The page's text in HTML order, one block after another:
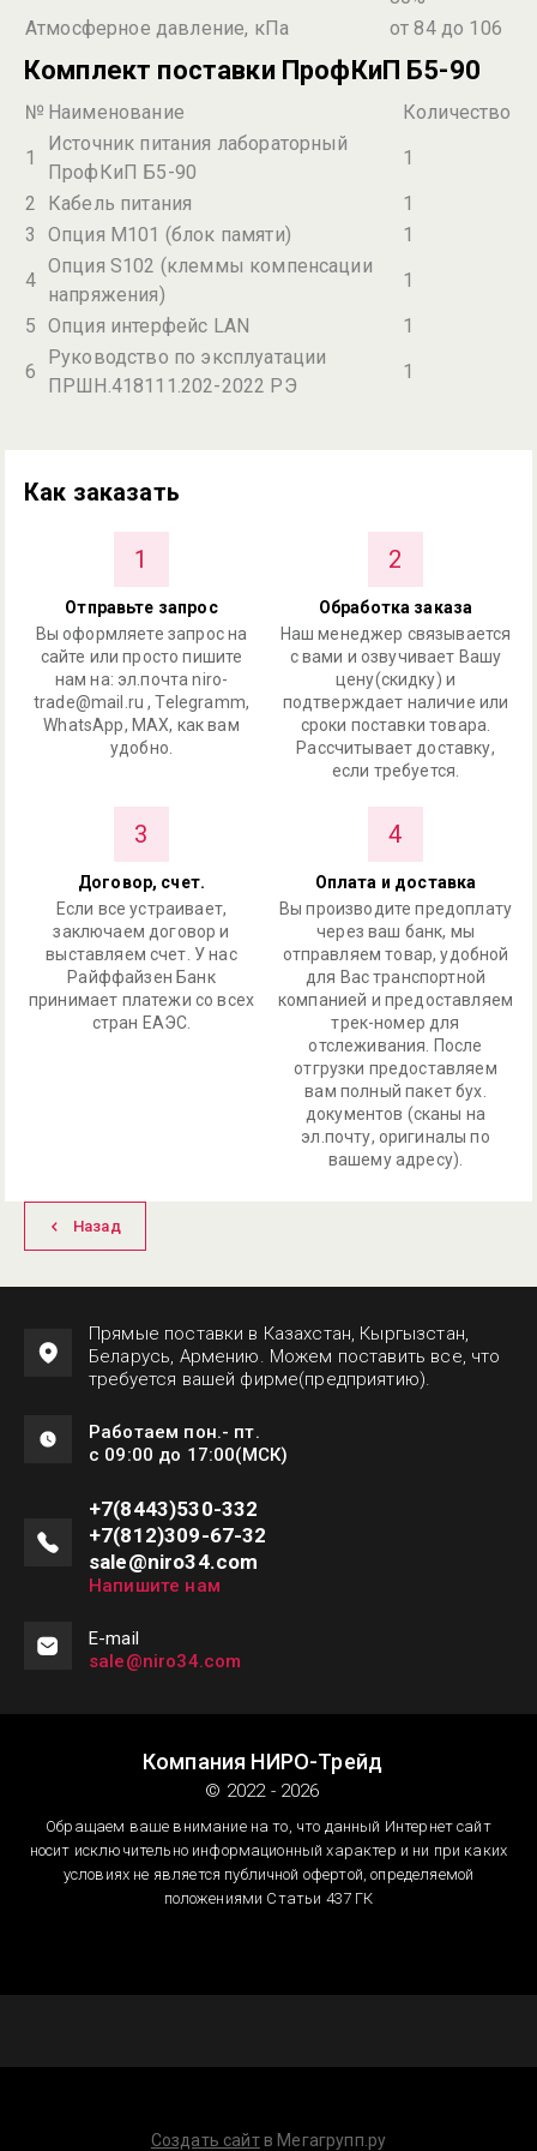
Атмосферное давление, кПа
от 84 до 106
Комплект поставки ПрофКиП Б5-90
№ Наименование
Количество
1
Источник питания лабораторный
ПрофКиП Б5-90
1
2
Кабель питания
1
3
Опция М101 (блок памяти)
1
4
Опция S102 (клеммы компенсации
напряжения)
1
5 Опция интерфейс LAN
1
6
Руководство по эксплуатации
ПРШН.418111.202-2022 РЭ
1
Как заказать
1
Отправьте запрос
Вы оформляете запрос на
сайте или просто пишите
нам на: эл.почта niro-
trade@mail.ru , Telegramm,
WhatsApp, MAX, как вам
удобно.
2
Обработка заказа
Наш менеджер связывается
с вами и озвучивает Вашу
цену(скидку) и
подтверждает наличие или
сроки поставки товара.
Рассчитывает доставку,
если требуется.
3
Договор, счет.
Если все устраивает,
заключаем договор и
выставляем счет. У нас
Райффайзен Банк
принимает платежи со всех
стран ЕАЭС.
4
Оплата и доставка
Вы производите предоплату
через ваш банк, мы
отправляем товар, удобной
для Вас транспортной
компанией и предоставляем
трек-номер для
отслеживания. После
отгрузки предоставляем
вам полный пакет бух.
документов (сканы на
эл.почту, оригиналы по
вашему адресу).
Назад
Прямые поставки в Казахстан, Кыргызстан,
Беларусь, Армению. Можем поставить все, что
требуется вашей фирме(предприятию).
Работаем пон.- пт.
с 09:00 до 17:00(МСК)
+7(8443)530-332
+7(812)309-67-32
sale@niro34.com
Напишите нам
Е-mail
sale@niro34.com
Компания НИРО-Трейд
© 2022 - 2026
Обращаем ваше внимание на то, что данный Интернет сайт
носит исключительно информационный характер и ни при каких
условиях не является публичной офертой, определяемой
положениями Статьи 437 ГК
Создать сайтв Мегагрупп.ру